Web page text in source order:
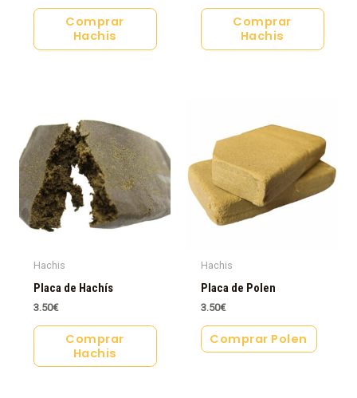
Comprar
Hachis
Comprar
Hachis
Hachis
Placa de Hachís
3.50€
Comprar
Hachis
Hachis
Placa de Polen
3.50€
Comprar Polen